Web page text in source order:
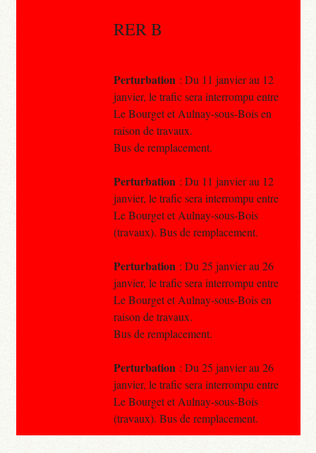
RER B
Perturbation : Du 11 janvier au 12
janvier, le trafic sera interrompu entre
Le Bourget et Aulnay-sous-Bois en
raison de travaux.
Bus de remplacement.
Perturbation : Du 11 janvier au 12
janvier, le trafic sera interrompu entre
Le Bourget et Aulnay-sous-Bois
(travaux). Bus de remplacement.
Perturbation : Du 25 janvier au 26
janvier, le trafic sera interrompu entre
Le Bourget et Aulnay-sous-Bois en
raison de travaux.
Bus de remplacement.
Perturbation : Du 25 janvier au 26
janvier, le trafic sera interrompu entre
Le Bourget et Aulnay-sous-Bois
(travaux). Bus de remplacement.